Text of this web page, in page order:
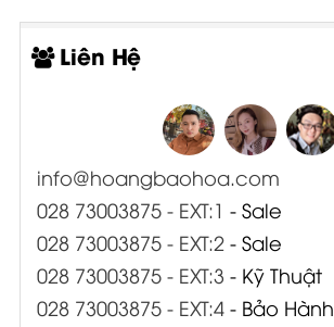
Liên Hệ
info@hoangbaohoa.com
028 73003875 - EXT:1 - Sale
028 73003875 - EXT:2- Sale
028 73003875 - EXT:3 - Kỹ Thuật
028 73003875 - EXT:4- Bảo Hành